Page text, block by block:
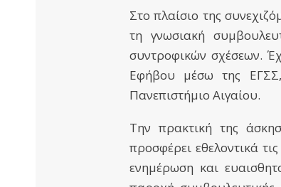
Στο πλαίσιο της
τη γνωσιακή
συντροφικών σχέσεων.
Εφήβου μέσω της ΕΓΣΣ,
Πανεπιστήμιο Αιγαίου.
Την πρακτική της
προσφέρει εθελοντικά
ενημέρωση και